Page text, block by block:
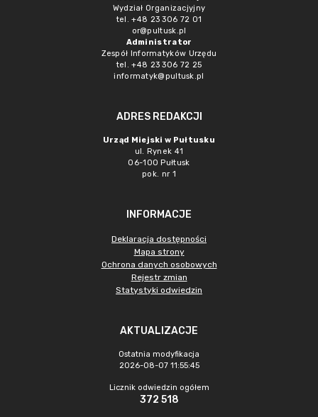
Wydział Organizacjyjny
tel. +48 23 306 72 01
or@pultusk.pl
Administrator
Zespół Informatyków Urzędu
tel. +48 23 306 72 25
informatyk@pultusk.pl
ADRES REDAKCJI
Urząd Miejski w Pułtusku
ul. Rynek 41
06-100 Pułtusk
pok. nr 1
INFORMACJE
Deklaracja dostępności
Mapa strony
Ochrona danych osobowych
Rejestr zmian
Statystyki odwiedzin
AKTUALIZACJE
Ostatnia modyfikacja
2026-08-07 11:55:45
Licznik odwiedzin ogółem
372 518